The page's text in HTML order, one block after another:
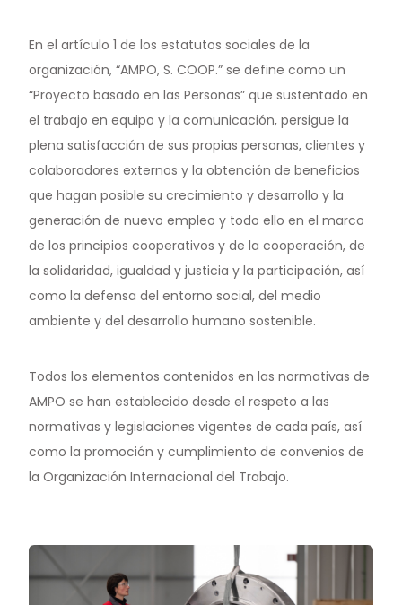
En el artículo 1 de los estatutos sociales de la
organización, “AMPO, S. COOP.” se define como un
“Proyecto basado en las Personas” que sustentado en
el trabajo en equipo y la comunicación, persigue la
plena satisfacción de sus propias personas, clientes y
colaboradores externos y la obtención de beneficios
que hagan posible su crecimiento y desarrollo y la
generación de nuevo empleo y todo ello en el marco
de los principios cooperativos y de la cooperación, de
la solidaridad, igualdad y justicia y la participación, así
como la defensa del entorno social, del medio
ambiente y del desarrollo humano sostenible.
Todos los elementos contenidos en las normativas de
AMPO se han establecido desde el respeto a las
normativas y legislaciones vigentes de cada país, así
como la promoción y cumplimiento de convenios de
la Organización Internacional del Trabajo.